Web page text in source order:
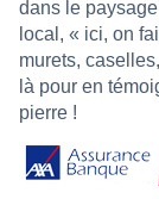
dans le
local, « ici, on
murets,
là pour en
pierre !